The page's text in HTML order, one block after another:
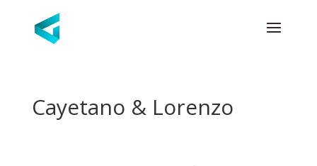
Cayetano & Lorenzo